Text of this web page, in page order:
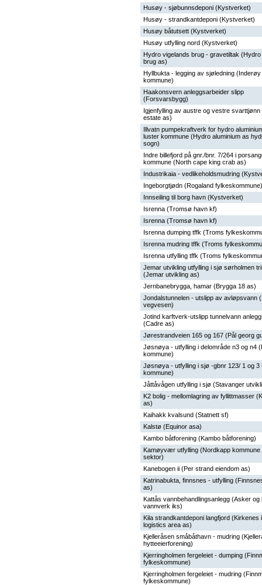
Husøy - sjøbunnsdeponi (Kystverket)
Husøy - strandkantdeponi (Kystverket)
Husøy båtutsett (Kystverket)
Husøy utfylling nord (Kystverket)
Hydro vigelands brug - gravetiltak
brug as)
Hyllbukta - legging av sjøledning (Inderøy
kommune)
Haakonsvern anleggsarbeider slipp
(Forsvarsbygg)
Igjenfylling av austre og vestre svarttjønn
estate as)
Illvatn pumpekraftverk for hydro
luster kommune (Hydro aluminium as
sogn)
Indre billefjord på gnr./bnr. 7/264 i
kommune (North cape king crab as)
Industrikaia - vedlikeholdsmudring
Ingeborgtjødn (Rogaland fylkeskommune)
Innseiling til borg havn (Kystverket)
Isrenna (Tromsø havn kf)
Isrenna (Tromsø havn kf)
Isrenna dumping tffk (Troms
Isrenna mudring tffk (Troms
Isrenna utfylling tffk (Troms
Jemar utvikling utfylling i sjø sørholmen
(Jemar utvikling as)
Jernbanebrygga, hamar (Brygga 18 as)
Jondalstunnelen - utslipp av avløpsvann
vegvesen)
Jotind karftverk-utslipp tunnelvann
(Cadre as)
Jørestrandveien 165 og 167 (Pål georg
Jøsnøya - utfylling i delområde n3 og n4
kommune)
Jøsnøya - utfylling i sjø -gbnr 123/ 1 og 3
kommune)
Jåttåvågen utfylling i sjø (Stavanger
K2 bolig - mellomlagring av fyllittmasser
as)
Kaihakk kvalsund (Statnett sf)
Kalstø (Equinor asa)
Kambo båtforening (Kambo båtforening)
Kamøyvær utfylling (Nordkapp kommune
sektor)
Kanebogen ii (Per strand eiendom as)
Katrinabukta, finnsnes - utfylling
as)
Kattås vannbehandlingsanlegg (Asker
vannverk iks)
Kila strandkantdeponi langfjord (Kirkenes
logistics area as)
Kjelleråsen småbåthavn - mudring
hytteeierforening)
Kjerringholmen fergeleiet - dumping
fylkeskommune)
Kjerringholmen fergeleiet - mudring
fylkeskommune)